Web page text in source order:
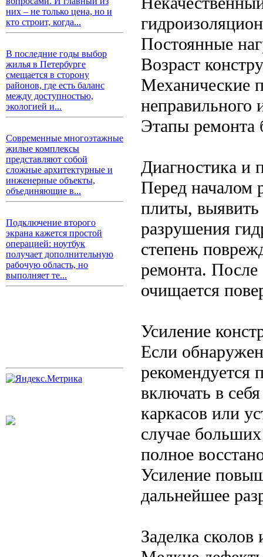
них – не только цена, но и
кто строит, когда...
В последние годы выбор
жилья в Петербурге
смещается в сторону
районов, где есть баланс
между доступностью,
экологией и...
Современные многоэтажные
жилые комплексы
представляют собой
сложные архитектурные и
инженерные объекты,
объединяющие в...
Подключение второго
экрана кажется простой
операцией: ноутбук
получает дополнительную
рабочую область, но
выполняет те...
Постоянные
Возраст
Механические
неправильного
Этапы ремонта
Диагностика и
Перед началом
плиты,
разрушения
степень
ремонта. После
очищается
Усиление
Если
рекомендуется
включать в
каркасов или
случае
полное
Усиление
дальнейшее
Заделка